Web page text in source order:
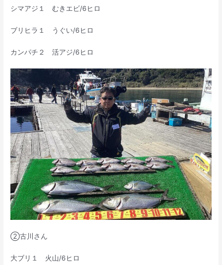
シマアジ１ むきエビ/6ヒロ
ブリヒラ１ うぐい/6ヒロ
カンパチ２ 活アジ/6ヒロ
➁古川さん
大ブリ１ 火山/6ヒロ